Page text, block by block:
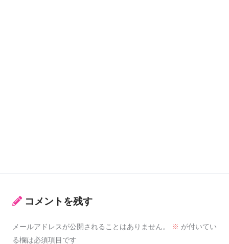
コメントを残す
メールアドレスが公開されることはありません。 ※ が付いてい
る欄は必須項目です